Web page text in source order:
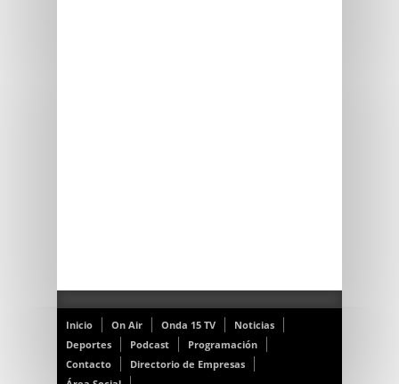
Inicio On Air Onda 15 TV
Noticias
Deportes
Podcast
Programación
Contacto
Directorio de Empresas